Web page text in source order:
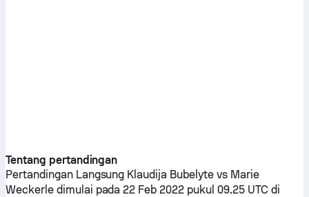
Tentang pertandingan
Pertandingan Langsung Klaudija Bubelytevs Marie
Weckerledimulai pada 22 Feb 2022 pukul 09.25 UTC di